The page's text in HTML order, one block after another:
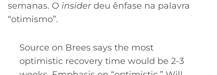
semanas. O insiderdeu ênfase na palavra
“otimismo”.
Source on Brees says the most
optimistic recovery time would be 2-3